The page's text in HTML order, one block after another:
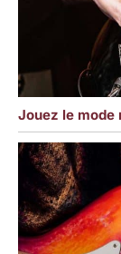
Jouez le mode